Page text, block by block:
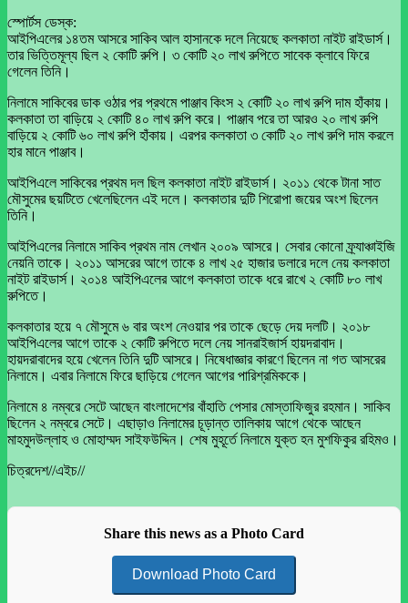
স্পোর্টস ডেস্ক:
আইপিএলের ১৪তম আসরে সাকিব আল হাসানকে দলে নিয়েছে কলকাতা নাইট রাইডার্স।
তার ভিত্তিমূল্য ছিল ২ কোটি রুপি। ৩ কোটি ২০ লাখ রুপিতে সাবেক ক্লাবে ফিরে
গেলেন তিনি।
নিলামে সাকিবের ডাক ওঠার পর প্রথমে পাঞ্জাব কিংস ২ কোটি ২০ লাখ রুপি দাম হাঁকায়।
কলকাতা তা বাড়িয়ে ২ কোটি ৪০ লাখ রুপি করে। পাঞ্জাব পরে তা আরও ২০ লাখ রুপি
বাড়িয়ে ২ কোটি ৬০ লাখ রুপি হাঁকায়। এরপর কলকাতা ৩ কোটি ২০ লাখ রুপি দাম করলে
হার মানে পাঞ্জাব।
আইপিএলে সাকিবের প্রথম দল ছিল কলকাতা নাইট রাইডার্স। ২০১১ থেকে টানা সাত
মৌসুমের ছয়টিতে খেলেছিলেন এই দলে। কলকাতার দুটি শিরোপা জয়ের অংশ ছিলেন
তিনি।
আইপিএলের নিলামে সাকিব প্রথম নাম লেখান ২০০৯ আসরে। সেবার কোনো ফ্র্যাঞ্চাইজি
নেয়নি তাকে। ২০১১ আসরের আগে তাকে ৪ লাখ ২৫ হাজার ডলারে দলে নেয় কলকাতা
নাইট রাইডার্স। ২০১৪ আইপিএলের আগে কলকাতা তাকে ধরে রাখে ২ কোটি ৮০ লাখ
রুপিতে।
কলকাতার হয়ে ৭ মৌসুমে ৬ বার অংশ নেওয়ার পর তাকে ছেড়ে দেয় দলটি। ২০১৮
আইপিএলের আগে তাকে ২ কোটি রুপিতে দলে নেয় সানরাইজার্স হায়দরাবাদ।
হায়দরাবাদের হয়ে খেলেন তিনি দুটি আসরে। নিষেধাজ্ঞার কারণে ছিলেন না গত আসরের
নিলামে। এবার নিলামে ফিরে ছাড়িয়ে গেলেন আগের পারিশ্রমিককে।
নিলামে ৪ নম্বরে সেটে আছেন বাংলাদেশের বাঁহাতি পেসার মোস্তাফিজুর রহমান। সাকিব
ছিলেন ২ নম্বরে সেটে। এছাড়াও নিলামের চূড়ান্ত তালিকায় আগে থেকে আছেন
মাহমুদউল্লাহ ও মোহাম্মদ সাইফউদ্দিন। শেষ মুহূর্তে নিলামে যুক্ত হন মুশফিকুর রহিমও।
চিত্রদেশ//এইচ//
Share this news as a Photo Card
Download Photo Card